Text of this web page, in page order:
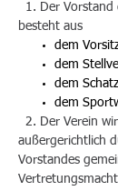
1. Der Vorstand
besteht aus
dem
dem
dem
dem
2. Der Verein
außergerichtlich
Vorstandes